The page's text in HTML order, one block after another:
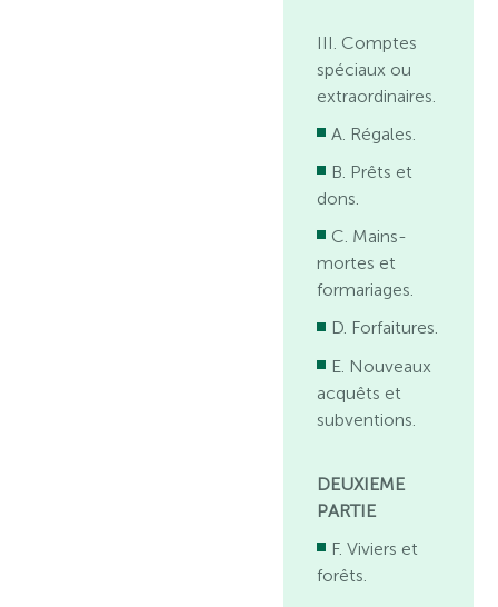
III. Comptes
spéciaux ou
extraordinaires.
A. Régales.
B. Prêts et
dons.
C. Mains-
mortes et
formariages.
D. Forfaitures.
E. Nouveaux
acquêts et
subventions.
DEUXIEME
PARTIE
F. Viviers et
forêts.